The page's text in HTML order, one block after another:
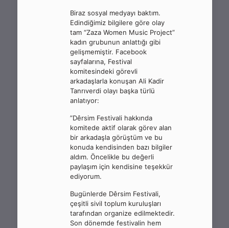
Biraz sosyal medyayı baktım.
Edindiğimiz bilgilere göre olay
tam “Zaza Women Music Project”
kadın grubunun anlattığı gibi
gelişmemiştir. Facebook
sayfalarına, Festival
komitesindeki görevli
arkadaşlarla konuşan Ali Kadir
Tanrıverdi olayı başka türlü
anlatıyor:
”Dêrsim Festivali hakkında
komitede aktif olarak görev alan
bir arkadaşla görüştüm ve bu
konuda kendisinden bazı bilgiler
aldım. Öncelikle bu değerli
paylaşım için kendisine teşekkür
ediyorum.
Bugünlerde Dêrsim Festivali,
çeşitli sivil toplum kuruluşları
tarafından organize edilmektedir.
Son dönemde festivalin hem